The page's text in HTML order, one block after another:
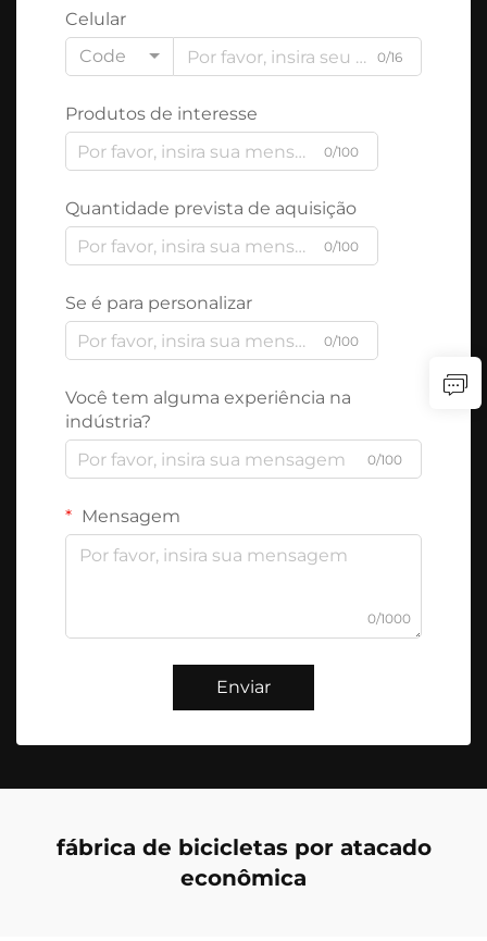
Celular
Code
0/16
Produtos de interesse
0/100
Quantidade prevista de aquisição
0/100
Se é para personalizar
0/100
Você tem alguma experiência na
indústria?
0/100
Mensagem
0/1000
Enviar
fábrica de bicicletas por atacado
econômica